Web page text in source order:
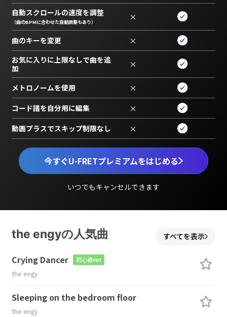
今すぐU-FRETプレミアムをはじめる
いつでもキャンセルできます
自動スクロールの速度を調整
（曲のBPMに合わせた自動調整もあり） ×
曲のキーを変更 ×
お気に入りに上限なしで曲を追
加
×
メトロノームを使用 ×
コード譜を自分用に編集 ×
動画プラスでスキップ制限なし ×
the engyの人気曲 すべてを表示
Crying Dancer 初心者ver
the engy
Sleeping on the bedroom floor
the engy